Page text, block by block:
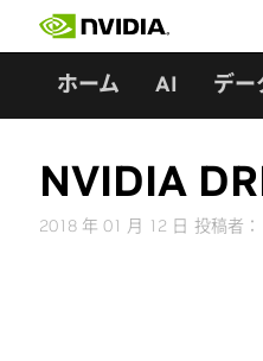
ホーム AI デー
NVIDIA
2018 年 01 月 12 日 投稿者：